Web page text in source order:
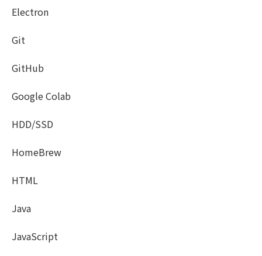
Electron
Git
GitHub
Google Colab
HDD/SSD
HomeBrew
HTML
Java
JavaScript